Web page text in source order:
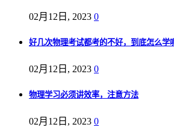
02月12日, 2023 0
好几次物理考试都考的不好，到底怎么学
02月12日, 2023 0
物理学习必须讲效率，注意方法
02月12日, 2023 0